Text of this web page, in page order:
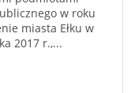
w roku
miasta Ełku w
2017 r.,...